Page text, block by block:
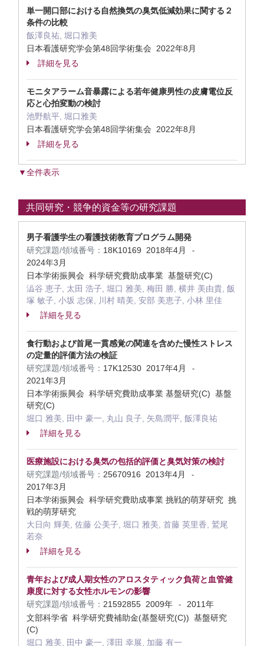
単一開口部における自然換気の臭気低減効果に関する２
条件の比較
飯澤良祐, 堀口雅美
日本看護研究学会第48回学術集会 2022年8月
詳細を見る
モニタアラーム音暴露による若年健康男性の皮膚電位反
応と心拍変動の検討
池野航平, 堀口雅美
日本看護研究学会第48回学術集会 2022年8月
詳細を見る
▼全件表示
共同研究・競争的資金等の研究課題
男子看護学生の看護技術教育プログラム開発
研究課題/領域番号： 18K10169 2018年4月 -
2024年3月
日本学術振興会 科学研究費助成事業 基盤研究(C)
澁谷 恵子, 太田 浩子, 堀口 雅美, 梅田 勝, 横井 美由貴, 飯
塚 敏子, 小坂 志保, 川村 晴美, 安部 美恵子, 小林 里佳
詳細を見る
食行動および首尾一貫感覚の関連を含めた慢性ストレス
の定量的評価方法の検証
研究課題/領域番号： 17K12530 2017年4月 -
2021年3月
日本学術振興会 科学研究費助成事業 基盤研究(C) 基盤
研究(C)
堀口 雅美, 田中 豪一, 丸山 良子, 矢島潤平, 飯澤良祐
詳細を見る
医療施設における臭気の包括的評価と臭気対策の検討
研究課題/領域番号： 25670916 2013年4月 -
2017年3月
日本学術振興会 科学研究費助成事業 挑戦的萌芽研究 挑
戦的萌芽研究
大日向 輝美, 佐藤 公美子, 堀口 雅美, 首藤 英里香, 鷲尾
若奈
詳細を見る
青年および成人期女性のアロスタティック負荷と血管健
康度に対する女性ホルモンの影響
研究課題/領域番号： 21592855 2009年 -
2011年
文部科学省 科学研究費補助金(基盤研究(C)) 基盤研究
(C)
堀口 雅美, 田中 豪一, 澤田 幸展, 加藤 有一